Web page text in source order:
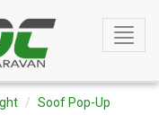
Toggle
Soof Pop-Up